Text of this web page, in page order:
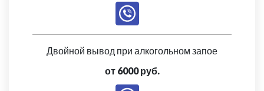
Двойной вывод при алкогольном запое
от 6000 руб.